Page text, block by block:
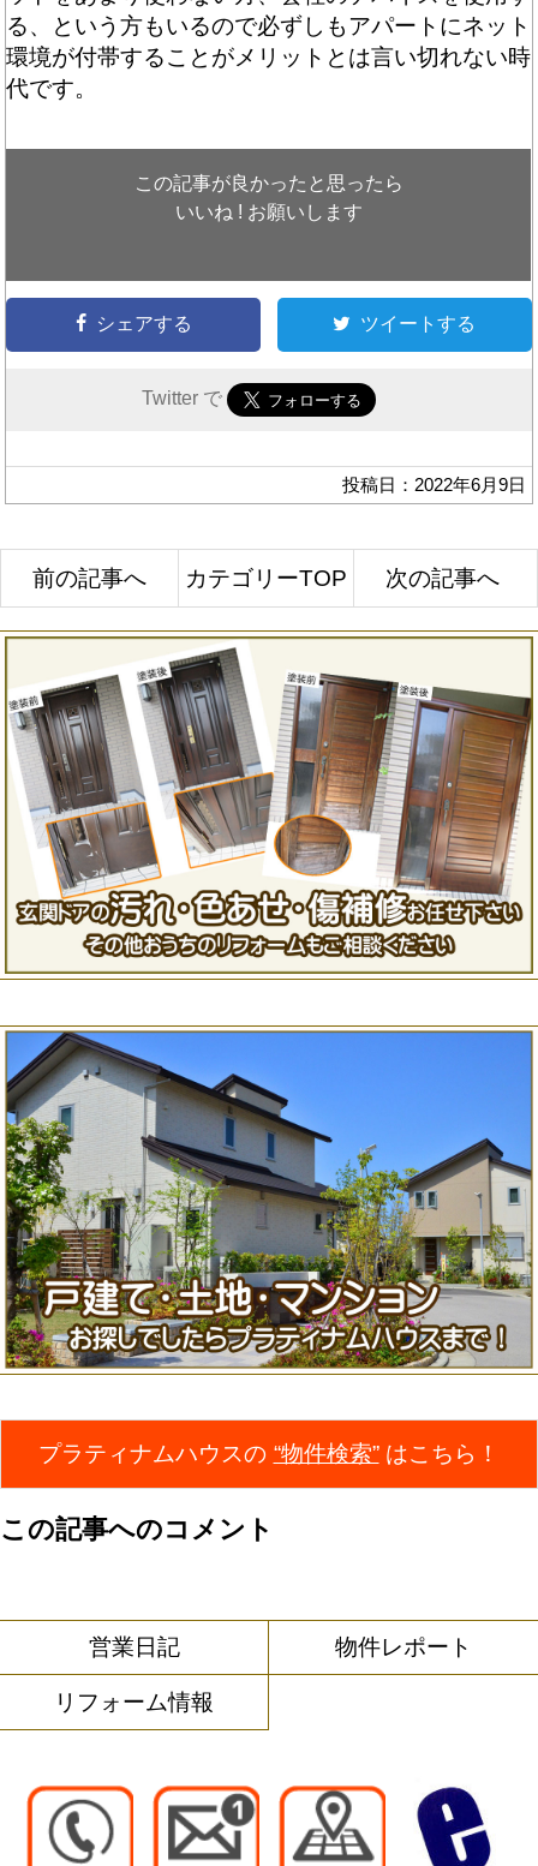
る、という方もいるので必ずしもアパートにネット
環境が付帯することがメリットとは言い切れない時
代です。
この記事が良かったと思ったら
いいね ! お願いします
シェアする ツイートする
Twitter で
投稿日：2022年6月9日
前の記事へ カテゴリーTOP 次の記事へ
プラティナムハウスの “物件検索” はこちら！
この記事へのコメント
営業日記 物件レポート
リフォーム情報